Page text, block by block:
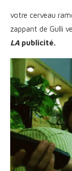
votre cerveau
zappant de Gulli
LA publicité.